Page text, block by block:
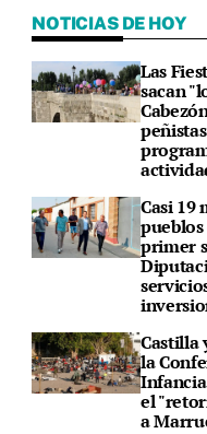
NOTICIAS DE HOY
Las
sacan
Casi 19
primer
Castilla
la
el
a